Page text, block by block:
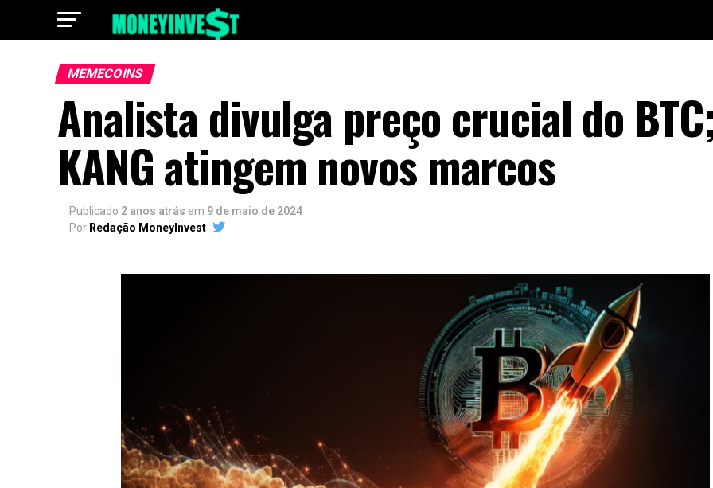
MEMECOINS
Analista divulga preço crucial do
KANG atingem novos marcos
Publicado 2 anos atrás em 9 de maio de 2024
Por Redação MoneyInvest